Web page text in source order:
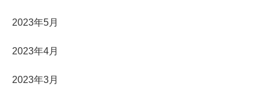
2023年5月
2023年4月
2023年3月